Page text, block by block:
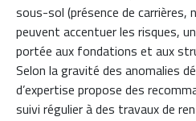
sous-sol (présence de carrières,
peuvent accentuer les risques,
portée aux fondations et aux
Selon la gravité des anomalies
d’expertise propose des
suivi régulier à des travaux de